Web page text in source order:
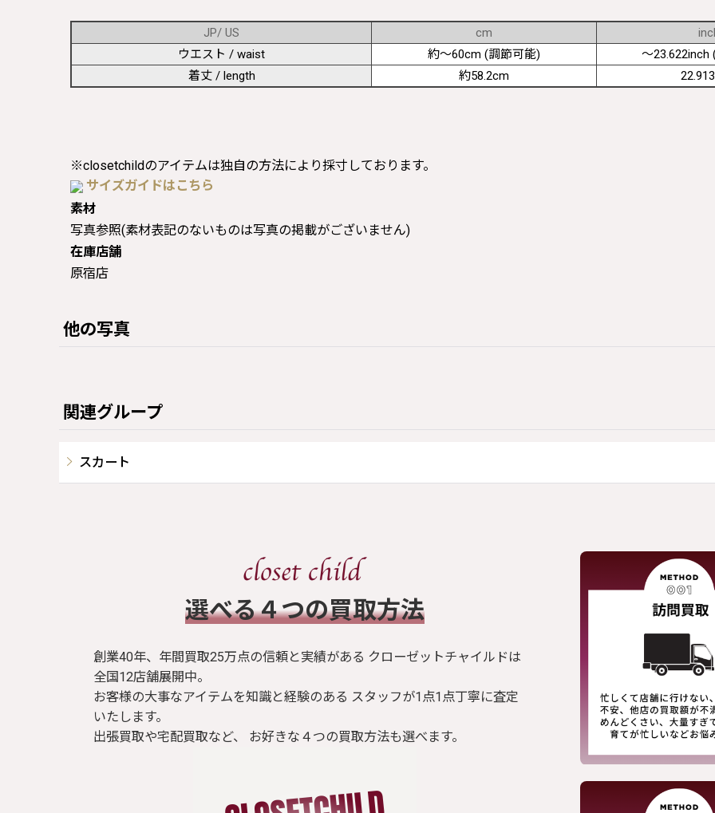
JP/ US cm
ウエスト / waist
約〜60cm (調節可能)
〜23.622inch
着丈 / length
約58.2cm
※closetchildのアイテムは独自の方法により採寸しております。
サイズガイドはこちら
素材
写真参照(素材表記のないものは写真の掲載がございません)
在庫店舗
原宿店
他の写真
関連グループ
スカート
​選べる４つの買取方法
創業40年、年間買取25万点の信頼と実績がある クローゼットチャイルドは
全国12店舗展開中。
お客様の大事なアイテムを知識と経験のある スタッフが1点1点丁寧に査定
いたします。
出張買取や宅配買取など、 お好きな４つの買取方法も選べます。